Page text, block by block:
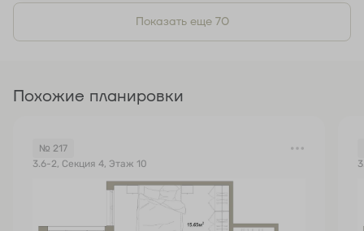
Показать еще 70
Похожие планировки
№ 217
3.6-2, Секция 4, Этаж 10